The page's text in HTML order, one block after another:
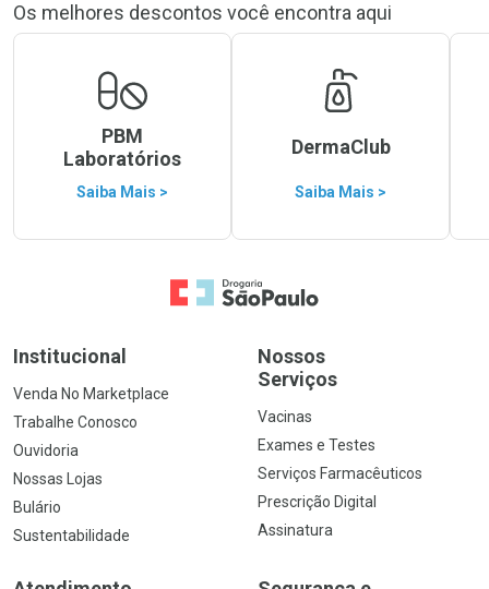
Os melhores descontos você encontra aqui
PBM
Laboratórios
Saiba Mais >
DermaClub
Saiba Mais >
Ir para a Home
Institucional
Venda No Marketplace
Trabalhe Conosco
Ouvidoria
Nossas Lojas
Bulário
Sustentabilidade
Nossos
Serviços
Vacinas
Exames e Testes
Serviços Farmacêuticos
Prescrição Digital
Assinatura